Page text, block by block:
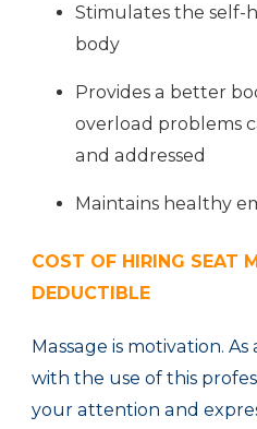
Stimulates the self-
body
Provides a better
overload problems
and addressed
Maintains healthy
COST OF HIRING SEAT
DEDUCTIBLE
Massage is motivation. As
with the use of this
your attention and